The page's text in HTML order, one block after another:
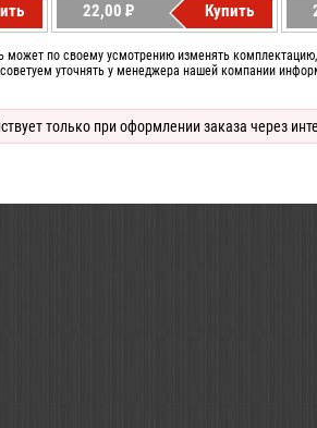
22,00P
УБ.
Купить
может по своему усмотрению изменять
уточнять у менеджера нашей компании
только при оформлении заказа через